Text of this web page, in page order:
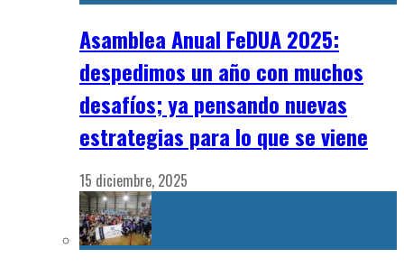
Asamblea Anual FeDUA 2025:
despedimos un año con muchos
desafíos; ya pensando nuevas
estrategias para lo que se viene
15 diciembre, 2025